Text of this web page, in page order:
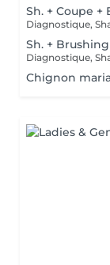
Sh. + Coupe +
Sh. + Brushing
Chignon